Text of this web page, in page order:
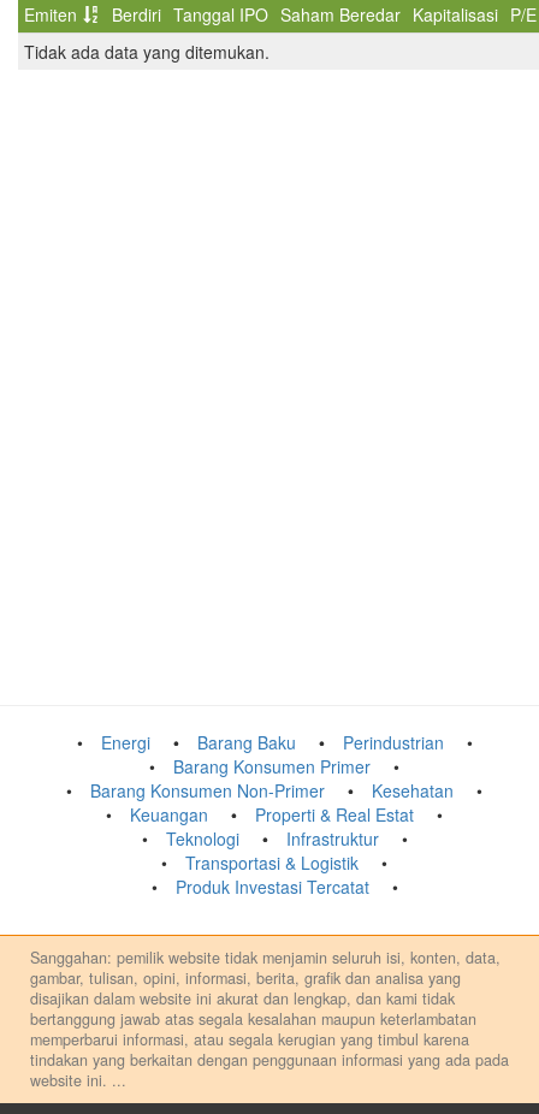
Emiten Berdiri Tanggal IPO Saham Beredar Kapitalisasi P/E
Tidak ada data yang ditemukan.
Energi Barang Baku
Perindustrian
Barang Konsumen Primer
Barang Konsumen Non-Primer
Kesehatan
Keuangan
Properti & Real Estat
Teknologi
Infrastruktur
Transportasi & Logistik
Produk Investasi Tercatat
Sanggahan: pemilik website tidak menjamin seluruh isi, konten, data,
gambar, tulisan, opini, informasi, berita, grafik dan analisa yang
disajikan dalam website ini akurat dan lengkap, dan kami tidak
bertanggung jawab atas segala kesalahan maupun keterlambatan
memperbarui informasi, atau segala kerugian yang timbul karena
tindakan yang berkaitan dengan penggunaan informasi yang ada pada
website ini. ...